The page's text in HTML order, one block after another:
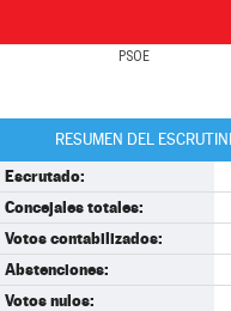
PSOE
RESUMEN DEL
Escrutado:
Concejales totales:
Votos contabilizados:
Abstenciones:
Votos nulos: